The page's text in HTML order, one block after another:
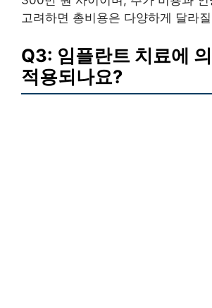
고려하면 총비용은 다양하게 달라
Q3: 임플란트 치료에
적용되나요?